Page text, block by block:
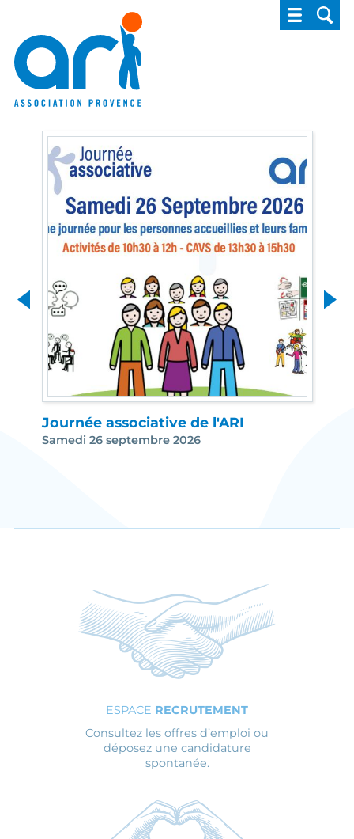
ARI - Association régionale pour
Journée associative de l'ARI
Samedi 26 septembre 2026
ESPACE RECRUTEMENT
Consultez les offres d’emploi ou
déposez une candidature
spontanée.